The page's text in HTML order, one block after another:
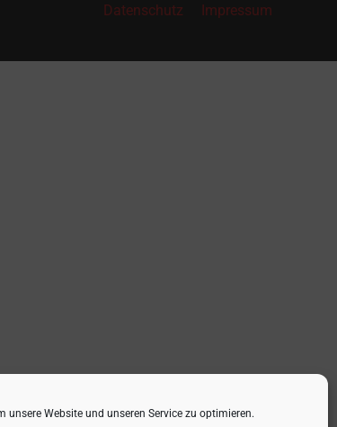
unsere Website und unseren Service zu optimieren.
Datenschutz Impressum